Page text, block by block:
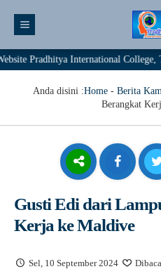
International College,
Anda disini :Home- Berita
Berangkat
Gusti Edi dari
Kerja ke Maldive
Sel, 10 September 2024